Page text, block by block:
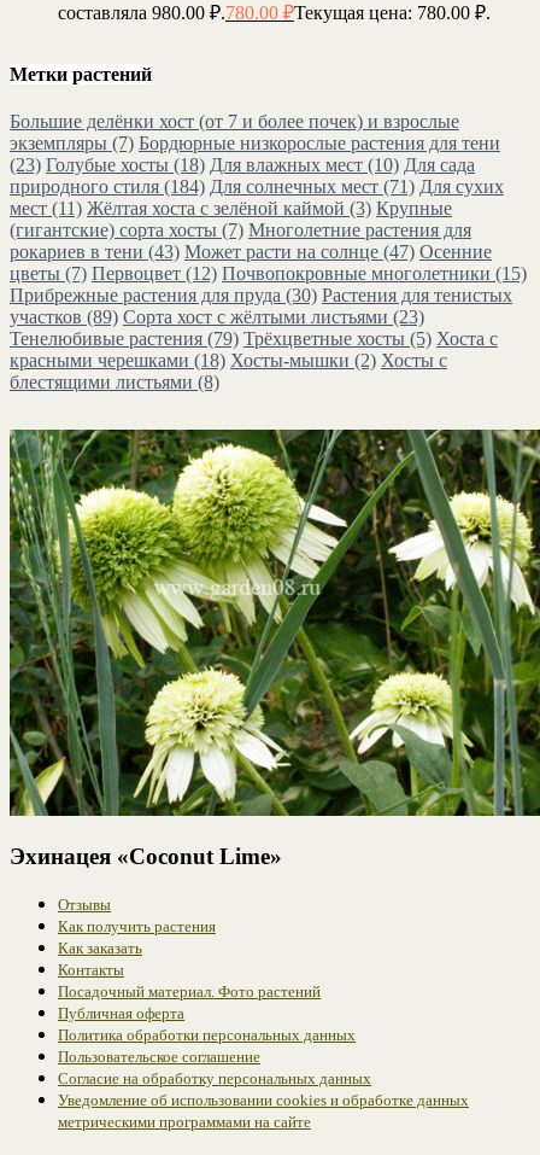
составляла 980.00 ₽.780.00 ₽Текущая цена: 780.00 ₽.
Метки растений
Большие делёнки хост (от 7 и более почек) и взрослые
экземпляры (7) Бордюрные низкорослые растения для тени
(23) Голубые хосты (18) Для влажных мест (10) Для сада
природного стиля (184) Для солнечных мест (71) Для сухих
мест (11) Жёлтая хоста с зелёной каймой (3) Крупные
(гигантские) сорта хосты (7) Многолетние растения для
рокариев в тени (43) Может расти на солнце (47) Осенние
цветы (7) Первоцвет (12) Почвопокровные многолетники (15)
Прибрежные растения для пруда (30) Растения для тенистых
участков (89) Сорта хост с жёлтыми листьями (23)
Тенелюбивые растения (79) Трёхцветные хосты (5) Хоста с
красными черешками (18) Хосты-мышки (2) Хосты с
блестящими листьями (8)
Эхинацея «Coconut Lime»
Отзывы
Как получить растения
Как заказать
Контакты
Посадочный материал. Фото растений
Публичная оферта
Политика обработки персональных данных
Пользовательское соглашение
Согласие на обработку персональных данных
Уведомление об использовании cookies и обработке данных
метрическими программами на сайте